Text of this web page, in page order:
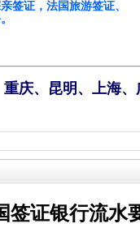
签证，法国旅游签证、
庆、昆明、上海
签证银行流水